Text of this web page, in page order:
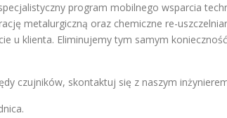
program mobilnego wsparcia
metalurgiczną oraz chemiczne re-
u klienta. Eliminujemy tym samym
czujników, skontaktuj się z naszym